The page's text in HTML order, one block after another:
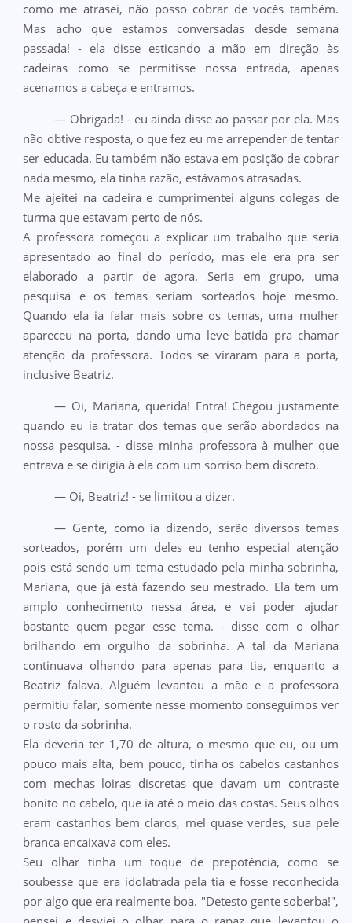
como me atrasei, não posso cobrar de vocês também.
Mas acho que estamos conversadas desde semana
passada! - ela disse esticando a mão em direção às
cadeiras como se permitisse nossa entrada, apenas
acenamos a cabeça e entramos.
— Obrigada! - eu ainda disse ao passar por ela. Mas
não obtive resposta, o que fez eu me arrepender de tentar
ser educada. Eu também não estava em posição de cobrar
nada mesmo, ela tinha razão, estávamos atrasadas.
Me ajeitei na cadeira e cumprimentei alguns colegas de
turma que estavam perto de nós.
A professora começou a explicar um trabalho que seria
apresentado ao final do período, mas ele era pra ser
elaborado a partir de agora. Seria em grupo, uma
pesquisa e os temas seriam sorteados hoje mesmo.
Quando ela ia falar mais sobre os temas, uma mulher
apareceu na porta, dando uma leve batida pra chamar
atenção da professora. Todos se viraram para a porta,
inclusive Beatriz.
— Oi, Mariana, querida! Entra! Chegou justamente
quando eu ia tratar dos temas que serão abordados na
nossa pesquisa. - disse minha professora à mulher que
entrava e se dirigia à ela com um sorriso bem discreto.
— Oi, Beatriz! - se limitou a dizer.
— Gente, como ia dizendo, serão diversos temas
sorteados, porém um deles eu tenho especial atenção
pois está sendo um tema estudado pela minha sobrinha,
Mariana, que já está fazendo seu mestrado. Ela tem um
amplo conhecimento nessa área, e vai poder ajudar
bastante quem pegar esse tema. - disse com o olhar
brilhando em orgulho da sobrinha. A tal da Mariana
continuava olhando para apenas para tia, enquanto a
Beatriz falava. Alguém levantou a mão e a professora
permitiu falar, somente nesse momento conseguimos ver
o rosto da sobrinha.
Ela deveria ter 1,70 de altura, o mesmo que eu, ou um
pouco mais alta, bem pouco, tinha os cabelos castanhos
com mechas loiras discretas que davam um contraste
bonito no cabelo, que ia até o meio das costas. Seus olhos
eram castanhos bem claros, mel quase verdes, sua pele
branca encaixava com eles.
Seu olhar tinha um toque de prepotência, como se
soubesse que era idolatrada pela tia e fosse reconhecida
por algo que era realmente boa. "Detesto gente soberba!",